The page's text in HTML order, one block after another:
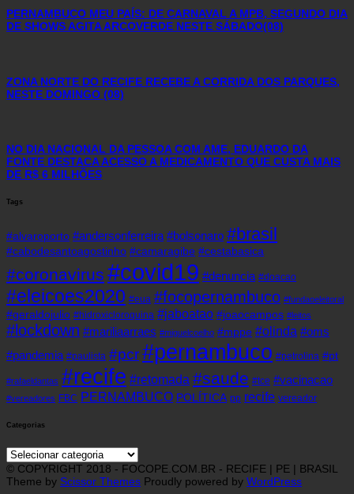
PERNAMBUCO MEU PAÍS: DE CARNAVAL A MPB, SEGUNDO DIA
DE SHOWS AGITA ARCOVERDE NESTE SÁBADO(08)
ZONA NORTE DO RECIFE RECEBE A CORRIDA DOS PARQUES,
NESTE DOMINGO (08)
NO DIA NACIONAL DA PESSOA COM AME, EDUARDO DA
FONTE DESTACA ACESSO A MEDICAMENTO QUE CUSTA MAIS
DE R$ 6 MILHÕES
Tags
#alvaroporto #andersonferreira #bolsonaro #brasil
#cabodesantoagostinho #camaragibe #cestabasica
#coronavirus #covid19 #denuncia #doacao
#eleicoes2020 #eua #focopernambuco #fundaoeleitoral
#geraldojulio #hidroxicloroquina #jaboatao #joaocampos #leitos
#lockdown #mariliaarraes #miguelcoelho #mppe #olinda #oms
#pandemia #paulista #pcr#pernambuco #petrolina #pt
#rafaeldantas #recife #retomada #saude #tce #vacinacao
#vereadores FBC PERNAMBUCO POLÍTICA pp recife vereador
Categorias
Categorias
© COPYRIGHT 2018 - FOCOPE.COM.BR - RECIFE | PE | BRASIL
Theme by Scissor Themes Proudly powered by WordPress